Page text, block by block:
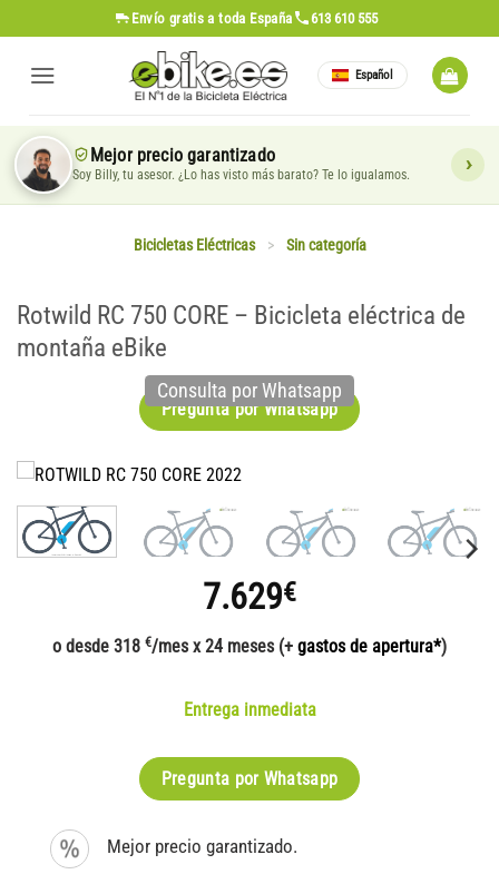
al
contenido
Envío gratis a toda España 613 610 555
Español
Mejor precio garantizado
Soy Billy, tu asesor. ¿Lo has visto más barato? Te lo igualamos.
Bicicletas Eléctricas > Sin categoría
Rotwild RC 750 CORE – Bicicleta eléctrica de
montaña eBike
Pregunta por Whatsapp
Consulta por Whatsapp
7.629€
o desde 318 €/mes x 24 meses (+ gastos de apertura*)
Entrega inmediata
Pregunta por Whatsapp
Mejor precio garantizado.